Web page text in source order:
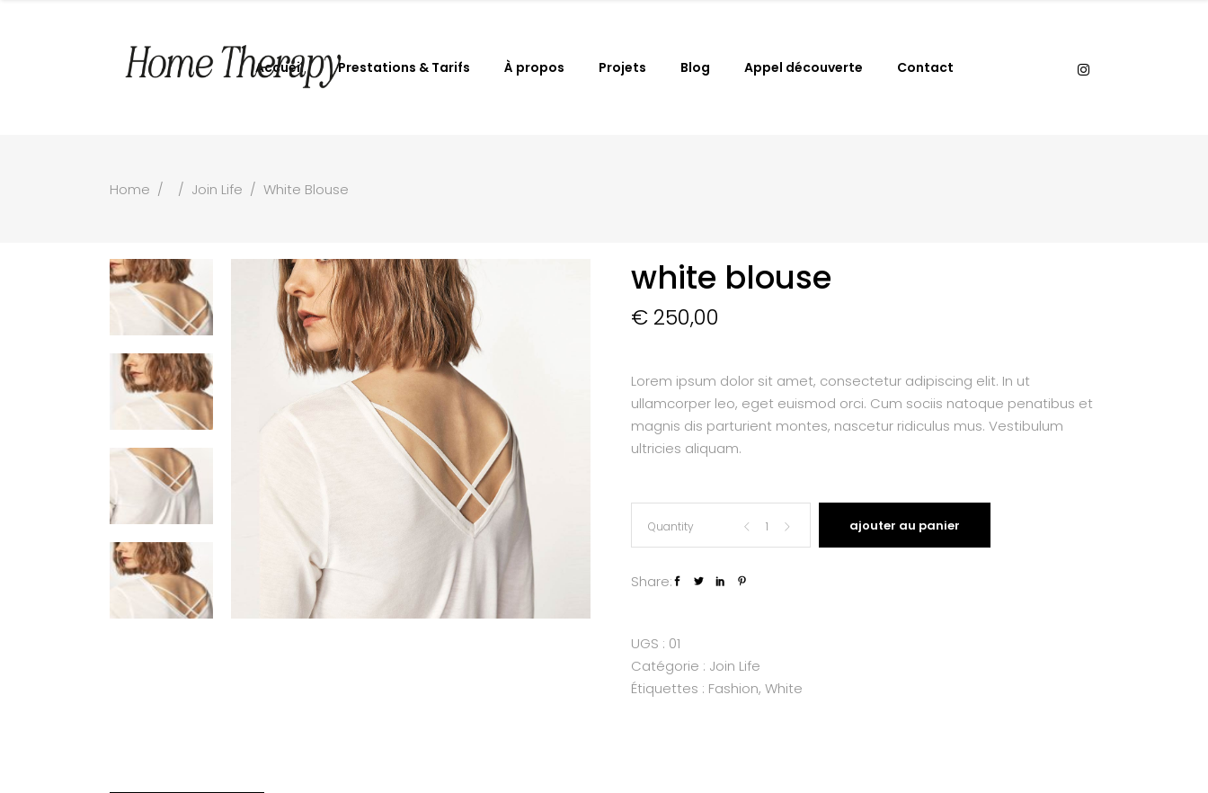
Accueil Prestations & Tarifs À propos Projets Blog Appel découverte Contact
Home / / Join Life / White Blouse
white blouse
€ 250,00
Lorem ipsum dolor sit amet, consectetur adipiscing elit. In ut
ullamcorper leo, eget euismod orci. Cum sociis natoque penatibus et
magnis dis parturient montes, nascetur ridiculus mus. Vestibulum
ultricies aliquam.
White
Quantity ajouter au panier
Share:
UGS : 01
Catégorie : Join Life
Étiquettes : Fashion, White